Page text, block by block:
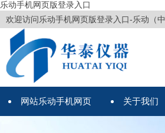
乐动手机网页版登录入口
欢迎访问乐动手机网页版登录入口-乐动（
网站乐动手机网页 关于我们